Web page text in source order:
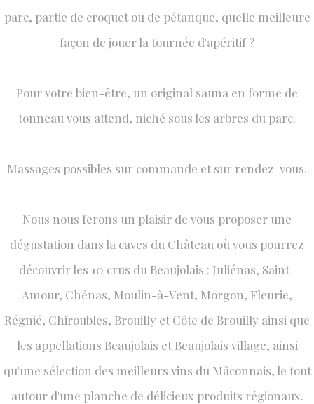
parc, partie de croquet ou de pétanque, quelle meilleure
façon de jouer la tournée d'apéritif ?
​Pour votre bien-être, un original sauna en forme de
tonneau vous attend, niché sous les arbres du parc.
Massages possibles sur commande et sur rendez-vous.
​Nous nous ferons un plaisir de vous proposer une
dégustation dans la caves du Château où vous pourrez
découvrir les 10 crus du Beaujolais : Juliénas, Saint-
Amour, Chénas, Moulin-à-Vent, Morgon, Fleurie,
Régnié, Chiroubles, Brouilly et Côte de Brouilly ainsi que
les appellations Beaujolais et Beaujolais village, ainsi
qu'une sélection des meilleurs vins du Mâconnais, le tout
autour d'une planche de délicieux produits régionaux.